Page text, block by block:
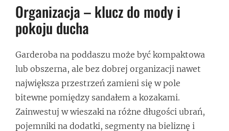
Organizacja – klucz do mody i
pokoju ducha
Garderoba na poddaszu może być kompaktowa
lub obszerna, ale bez dobrej organizacji nawet
największa przestrzeń zamieni się w pole
bitewne pomiędzy sandałem a kozakami.
Zainwestuj w wieszaki na różne długości ubrań,
pojemniki na dodatki, segmenty na bieliznę i